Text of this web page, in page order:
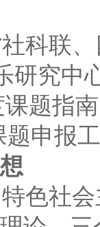
科联
研究中
题指
题申报
色社